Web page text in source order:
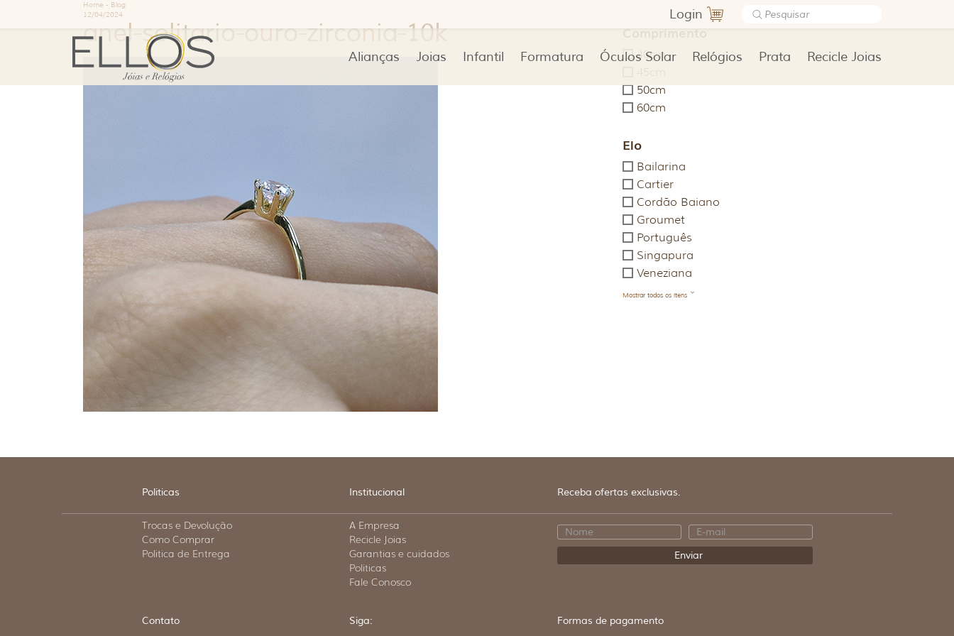
Login
Alianças Joias Infantil Formatura Óculos Solar Relógios Prata Recicle Joias
Home - Blog
12/04/2024
anel-solitario-ouro-zirconia-10k Comprimento
40cm
50cm
60cm
Elo
Bailarina
Cartier
Cordão Baiano
Groumet
Português
Singapura
Veneziana
Mostrar todos os itens
Politicas Institucional Receba ofertas exclusivas.
Trocas e Devolução
Como Comprar
Politica de Entrega
A Empresa
Recicle Joias
Garantias e cuidados
Politicas
Fale Conosco
Contato Siga: Formas de pagamento